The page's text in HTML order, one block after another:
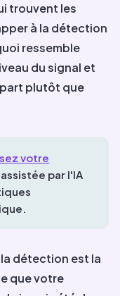
trouvent les
à la détection
ressemble
du signal et
plutôt que
votre
par l'IA
détection est la
que votre